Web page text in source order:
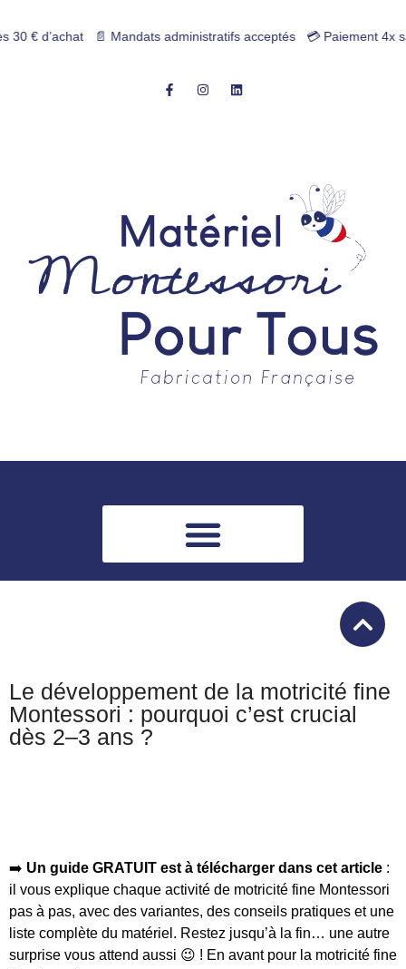
administratifs acceptés 💳 Paiement 4x sans frais |
Le développement de la motricité fine
Montessori : pourquoi c’est crucial
dès 2–3 ans ?
➡️ Un guide GRATUIT est à télécharger dans cet article :
il vous explique chaque activité de motricité fine Montessori
pas à pas, avec des variantes, des conseils pratiques et une
liste complète du matériel. Restez jusqu’à la fin… une autre
surprise vous attend aussi 😉 ! En avant pour la motricité fine